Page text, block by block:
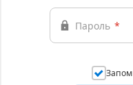
Пароль *